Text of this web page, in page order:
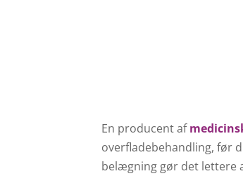
En producent af
overfladebehandling, før
belægning gør det lettere